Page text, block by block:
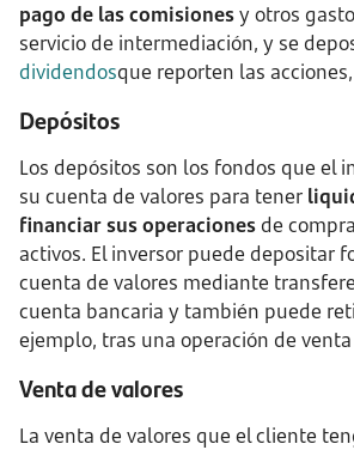
pago de las comisionesy otros
servicio de intermediación, y se
dividendosque reporten las
Depósitos
Los depósitos son los fondos que el
su cuenta de valores para tener
financiar sus operaciones de
activos. El inversor puede depositar
cuenta de valores mediante
cuenta bancaria y también puede
ejemplo, tras una operación de
Venta de valores
La venta de valores que el cliente